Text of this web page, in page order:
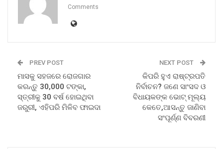
Comments
PREV POST
ମାସକୁ ସହଜରେ ରୋଜଗାର
କରନ୍ତୁ 30,000 ଟଙ୍କା,
ସ୍ତ୍ରୀକୁ 30 ବର୍ଷ ହୋଇଥିବା
ଜରୁରୀ, ଏହିପରି ମିଳିବ ଫାଇଦା
NEXT POST
କିପରି ହୁଏ ରାଷ୍ଟ୍ରପତି
ନିର୍ବାଚନ? ଜଣେ ସାଂସଦ ଓ
ବିଧାୟକଙ୍କ ଭୋଟ୍ ମୂଲ୍ୟ
କେତେ,ଆସନ୍ତୁ ଜାଣିବା
ସଂପୂର୍ଣ୍ଣ ବିବରଣୀ